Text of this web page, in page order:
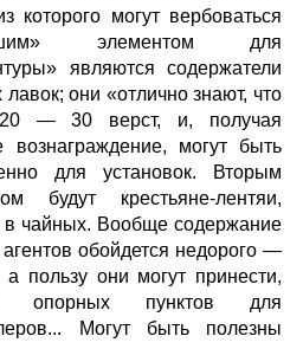
которого могут вербоваться
элементом для
являются содержатели
они «отлично знают, что
20 — 30 верст, и, получая
вознаграждение, могут быть
для установок. Вторым
будут крестьяне-лентяи,
чайных. Вообще содержание
обойдется недорого —
пользу они могут принести,
опорных пунктов для
Могут быть полезны